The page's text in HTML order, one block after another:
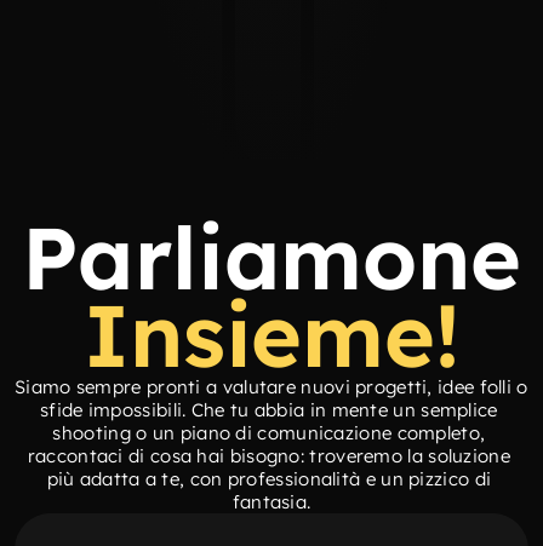
Parliamone
Insieme!
Siamo sempre pronti a valutare nuovi progetti, idee folli o
sfide impossibili. Che tu abbia in mente un semplice
shooting o un piano di comunicazione completo,
raccontaci di cosa hai bisogno: troveremo la soluzione
più adatta a te, con professionalità e un pizzico di
fantasia.